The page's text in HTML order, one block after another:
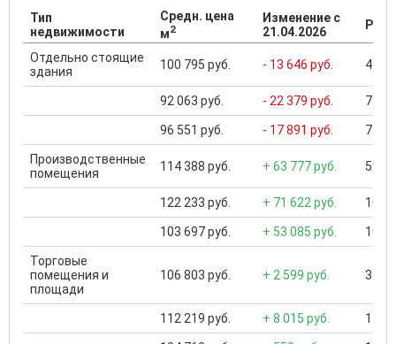
Тип
недвижимости
Средн. цена
м2
Изменение с
21.04.2026
Отдельно стоящие
здания
100 795 руб. - 13 646 руб. 41
92 063 руб. - 22 379 руб. 737
96 551 руб. - 17 891 руб. 737
Производственные
помещения
114 388 руб. + 63 777 руб. 59
122 233 руб. + 71 622 руб. 10
103 697 руб. + 53 085 руб. 10
Торговые
помещения и
площади
106 803 руб. + 2 599 руб. 3
112 219 руб. + 8 015 руб. 1